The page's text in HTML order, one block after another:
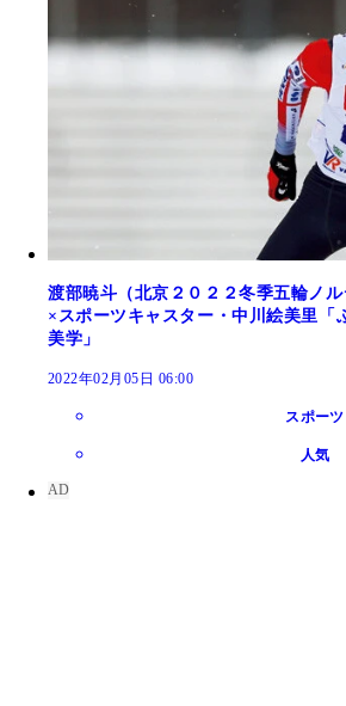
渡部暁斗（北京２０２２冬季五輪ノル
×スポーツキャスター・中川絵美里
美学」
2022年02月05日 06:00
スポーツ
人気